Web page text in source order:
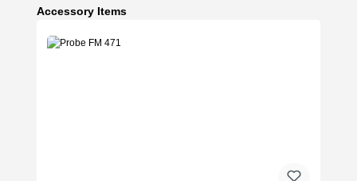
Produktgalerie überspringen
Accessory Items